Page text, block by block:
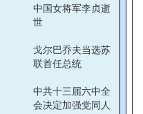
中国女将军李贞逝
世
戈尔巴乔夫当选苏
联首任总统
中共十三届六中全
会决定加强党同人